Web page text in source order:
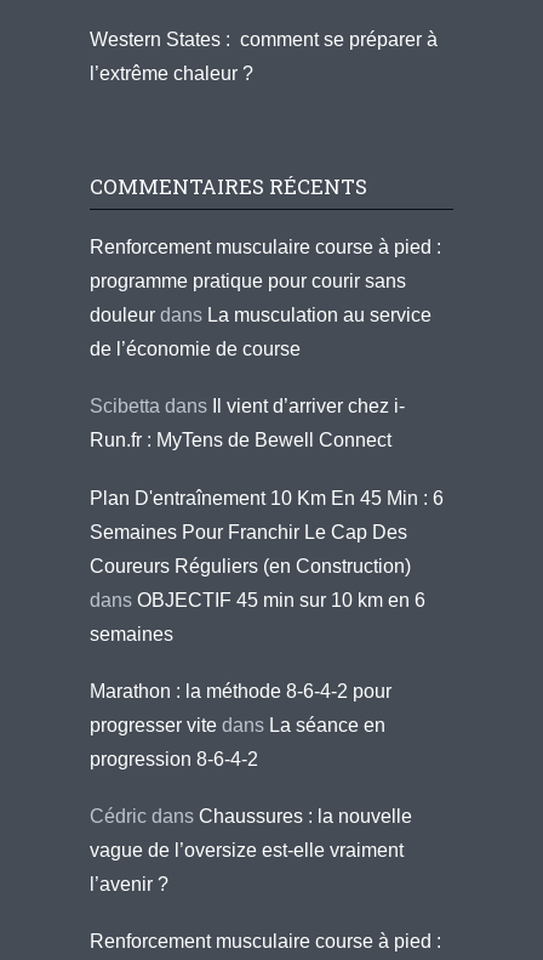
Western States : comment se préparer à
l’extrême chaleur ?
COMMENTAIRES RÉCENTS
Renforcement musculaire course à pied :
programme pratique pour courir sans
douleur dans La musculation au service
de l’économie de course
Scibetta dans
Il vient d’arriver chez i-
Run.fr : MyTens de Bewell Connect
Plan D'entraînement 10 Km En 45 Min : 6
Semaines Pour Franchir Le Cap Des
Coureurs Réguliers (en Construction)
dans OBJECTIF 45 min sur 10 km en 6
semaines
Marathon : la méthode 8-6-4-2 pour
progresser vite dans La séance en
progression 8-6-4-2
Cédric dans Chaussures : la nouvelle
vague de l’oversize est-elle vraiment
l’avenir ?
Renforcement musculaire course à pied :